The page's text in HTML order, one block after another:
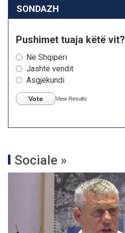
SONDAZH
Pushimet tuaja këtë vit?
Në Shqipëri
Jashtë vendit
Asgjëkundi
Vote View Results
Sociale »